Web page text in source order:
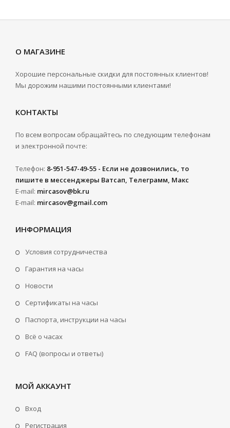
О МАГАЗИНЕ
Хорошие персональные скидки для постоянных клиентов!
Мы дорожим нашими постоянными клиентами!
КОНТАКТЫ
По всем вопросам обращайтесь по следующим телефонам
и электронной почте:
Телефон: 8-951-547-49-55 - Если не дозвонились, то
пишите в мессенджеры Ватсап, Телеграмм, Макс
E-mail: mircasov@bk.ru
E-mail: mircasov@gmail.com
ИНФОРМАЦИЯ
Условия сотрудничества
Гарантия на часы
Новости
Сертификаты на часы
Паспорта, инструкции на часы
Всё о часах
FAQ (вопросы и ответы)
МОЙ АККАУНТ
Вход
Регистрация